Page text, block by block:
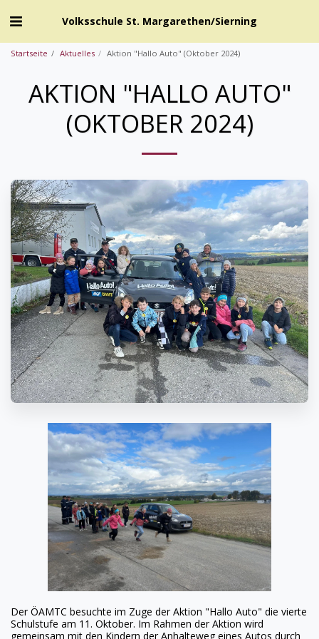
Volksschule St. Margarethen/Sierning
Startseite Aktuelles Aktion "Hallo Auto" (Oktober 2024)
AKTION "HALLO AUTO"
(OKTOBER 2024)
Der ÖAMTC besuchte im Zuge der Aktion "Hallo Auto" die vierte
Schulstufe am 11. Oktober. Im Rahmen der Aktion wird
gemeinsam mit den Kindern der Anhalteweg eines Autos durch